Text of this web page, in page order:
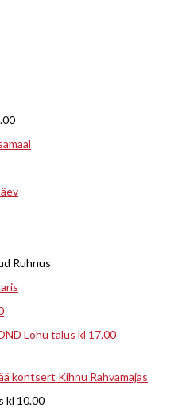
Ruhnus
Lohu talus kl 17.00
kontsert Kihnu Rahvamajas
kl 10.00